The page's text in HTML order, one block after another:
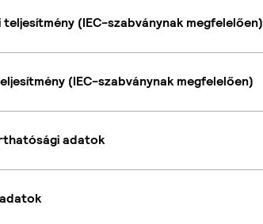
teljesítmény (IEC-szabványnak megfelelően)
(IEC-szabványnak megfelelően)
adatok